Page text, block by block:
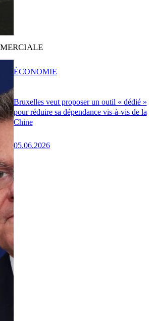
Bruxelles veut proposer un outil « dédié »
pour réduire sa dépendance vis-à-vis de la
Chine
05.06.2026
ÉCONOMIE